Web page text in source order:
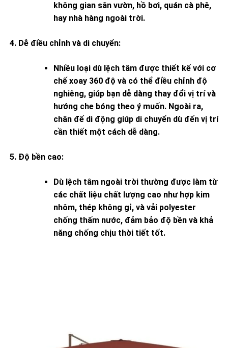
không gian sân vườn, hồ bơi, quán cà phê,
hay nhà hàng ngoài trời.
Dễ điều chỉnh và di chuyển:
Nhiều loại dù lệch tâm được thiết kế với cơ
chế xoay 360 độ và có thể điều chỉnh độ
nghiêng, giúp bạn dễ dàng thay đổi vị trí và
hướng che bóng theo ý muốn. Ngoài ra,
chân đế di động giúp di chuyển dù đến vị trí
cần thiết một cách dễ dàng.
Độ bền cao:
Dù lệch tâm ngoài trời thường được làm từ
các chất liệu chất lượng cao như hợp kim
nhôm, thép không gỉ, và vải polyester
chống thấm nước, đảm bảo độ bền và khả
năng chống chịu thời tiết tốt.